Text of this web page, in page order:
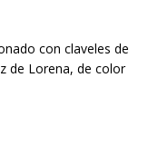
con claveles de
de Lorena, de color